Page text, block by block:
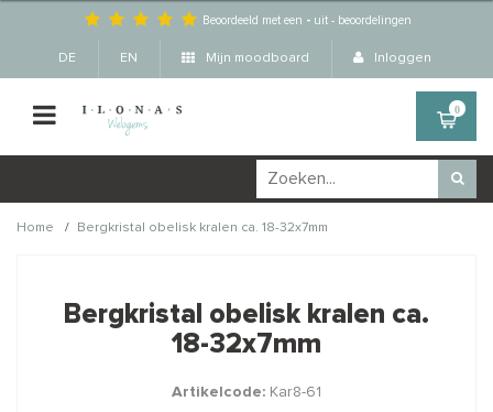
Beoordeeld met een - uit -beoordelingen
DE EN Mijn moodboard Inloggen
0
Home / Bergkristal obelisk kralen ca. 18-32x7mm
producten ook interessant
Bergkristal obelisk kralen ca.
18-32x7mm
Artikelcode: Kar8-61